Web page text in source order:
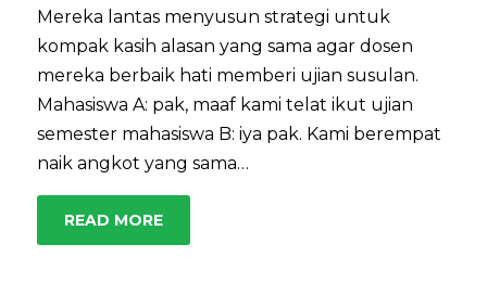
Mereka lantas menyusun strategi untuk
kompak kasih alasan yang sama agar dosen
mereka berbaik hati memberi ujian susulan.
Mahasiswa A: pak, maaf kami telat ikut ujian
semester mahasiswa B: iya pak. Kami berempat
naik angkot yang sama…
READ MORE